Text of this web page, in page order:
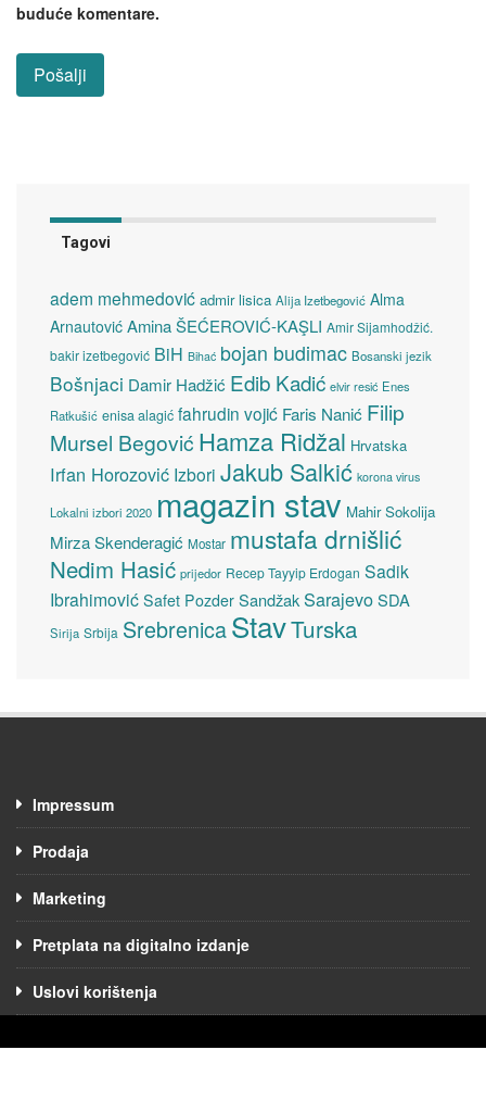
buduće komentare.
Tagovi
adem mehmedović admir lisica Alija Izetbegović Alma
Arnautović Amina ŠEĆEROVIĆ-KAŞLI Amir Sijamhodžić.
bakir izetbegović BiH Bihać bojan budimac Bosanski jezik
Bošnjaci Damir Hadžić Edib Kadić elvir resić Enes
Ratkušić enisa alagić fahrudin vojić Faris Nanić Filip
Mursel Begović Hamza Ridžal Hrvatska
Irfan Horozović Izbori Jakub Salkić korona virus
Lokalni izbori 2020 magazin stav Mahir Sokolija
Mirza Skenderagić Mostar mustafa drnišlić
Nedim Hasić prijedor Recep Tayyip Erdogan Sadik
Ibrahimović Safet Pozder SandžakSarajevoSDA
Sirija Srbija SrebrenicaStavTurska
Impressum
Prodaja
Marketing
Pretplata na digitalno izdanje
Uslovi korištenja